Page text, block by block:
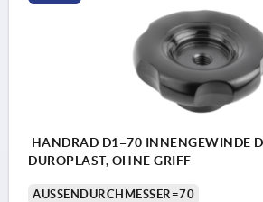
HANDRAD D1=70 INNENGEWINDE
DUROPLAST, OHNE GRIFF
AUSSENDURCHMESSER=70